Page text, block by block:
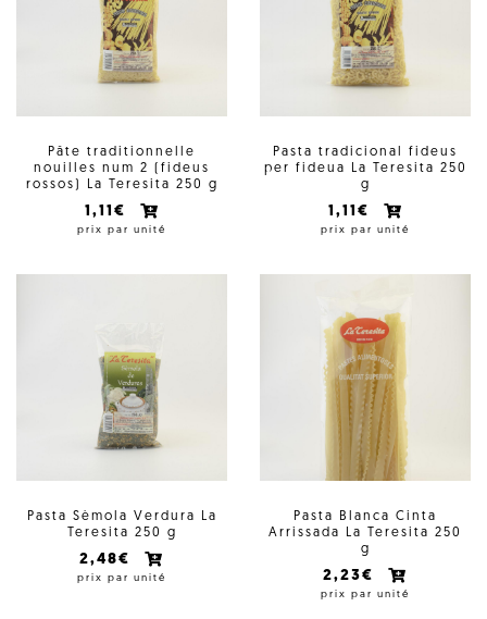
Pâte traditionnelle
nouilles num 2 (fideus
rossos) La Teresita 250 g
1,11€
prix par unité
Pasta tradicional fideus
per fideua La Teresita 250
g
1,11€
prix par unité
Pasta Sèmola Verdura La
Teresita 250 g
2,48€
prix par unité
Pasta Blanca Cinta
Arrissada La Teresita 250
g
2,23€
prix par unité